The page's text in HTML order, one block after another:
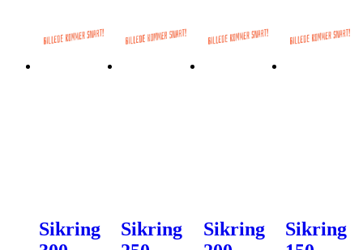
Sikring
Sikring
Sikring
Sikring